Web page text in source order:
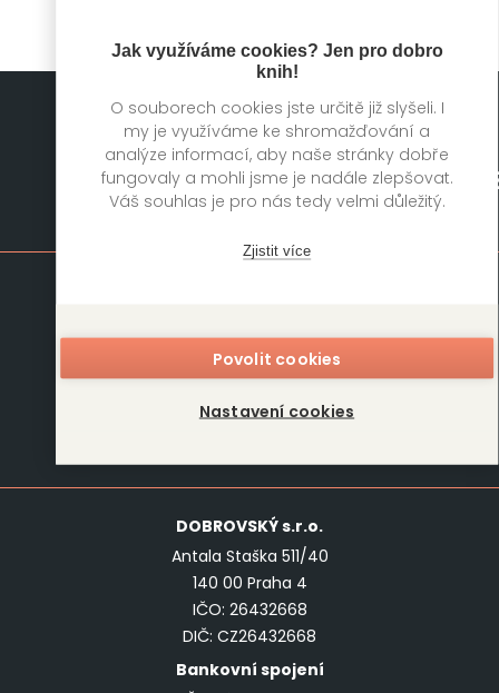
Jak využíváme cookies? Jen pro dobro
knih!
O souborech cookies jste určitě již slyšeli. I
my je využíváme ke shromažďování a
analýze informací, aby naše stránky dobře
fungovaly a mohli jsme je nadále zlepšovat.
Váš souhlas je pro nás tedy velmi důležitý.
Zjistit více
Povolit cookies
Nastavení cookies
Kariéra
Kontakt
DOBROVSKÝs.r.o.
Antala Staška 511/40
140 00 Praha 4
IČO: 26432668
DIČ: CZ26432668
Bankovní spojení